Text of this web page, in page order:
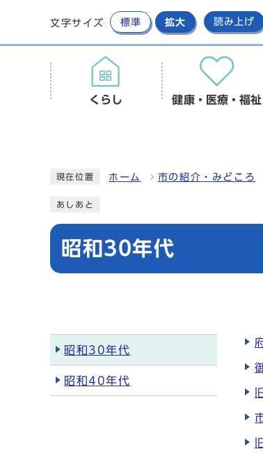
文字サイズ 標準 拡大 読み上げ
くらし 健康・医療・福祉
現在位置 ホーム 市の紹介・みどころ
あしあと
昭和30年代
昭和30年代
昭和40年代